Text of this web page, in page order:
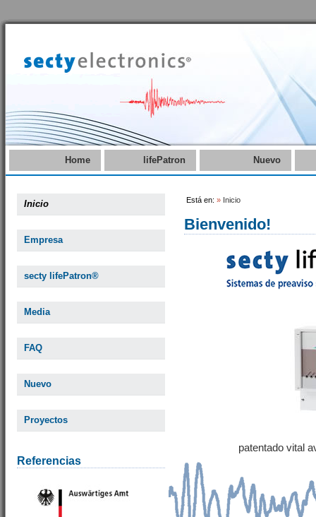
Home lifePatron Nuevo
Inicio
Empresa
secty lifePatron®
Media
FAQ
Nuevo
Proyectos
Referencias
Está en: » Inicio
Bienvenido!
patentado vital